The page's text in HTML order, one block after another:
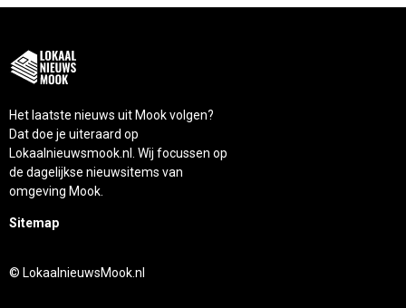
Het laatste nieuws uit Mook volgen?
Dat doe je uiteraard op
Lokaalnieuwsmook.nl. Wij focussen op
de dagelijkse nieuwsitems van
omgeving Mook.
Sitemap
© LokaalnieuwsMook.nl